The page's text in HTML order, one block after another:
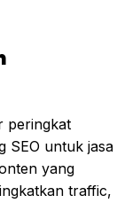
peringkat
SEO untuk jasa
yang
traffic,